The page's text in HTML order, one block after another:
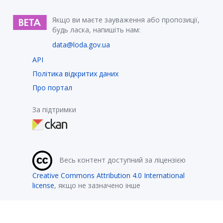
Якщо ви маєте зауваження або пропозиції,
будь ласка, напишіть нам:
data@loda.gov.ua
API
Політика відкритих даних
Про портал
За підтримки
Весь контент доступний за ліцензією
Creative Commons Attribution 4.0 International
license, якщо не зазначено інше